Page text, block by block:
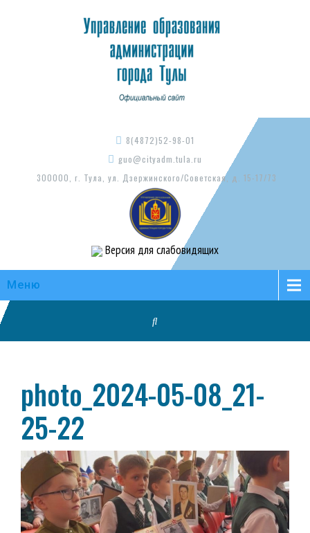
8(4872)52-98-01
guo@cityadm.tula.ru
300000, г. Тула, ул. Дзержинского/Советская, д. 15-17/73
Версия для слабовидящих
Меню
photo_2024-05-08_21-
25-22